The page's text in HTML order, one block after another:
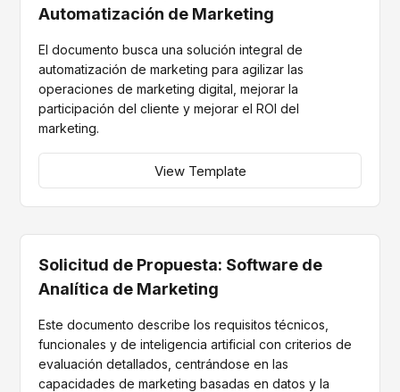
Automatización de Marketing
El documento busca una solución integral de
automatización de marketing para agilizar las
operaciones de marketing digital, mejorar la
participación del cliente y mejorar el ROI del
marketing.
View Template
Solicitud de Propuesta: Software de
Analítica de Marketing
Este documento describe los requisitos técnicos,
funcionales y de inteligencia artificial con criterios de
evaluación detallados, centrándose en las
capacidades de marketing basadas en datos y la